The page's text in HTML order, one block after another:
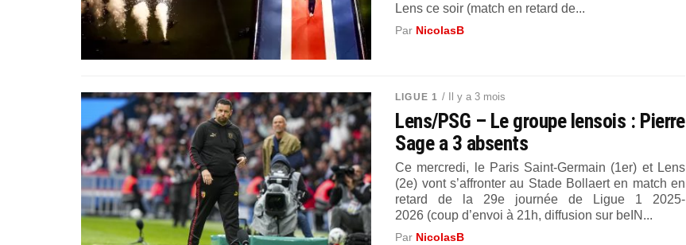
Lens ce soir (match en retard de...
Par NicolasB
LIGUE 1 / Il y a 3 mois
Lens/PSG – Le groupe lensois : Pierre
Sage a 3 absents
Ce mercredi, le Paris Saint-Germain (1er) et Lens
(2e) vont s’affronter au Stade Bollaert en match en
retard de la 29e journée de Ligue 1 2025-
2026 (coup d’envoi à 21h, diffusion sur beIN...
Par NicolasB